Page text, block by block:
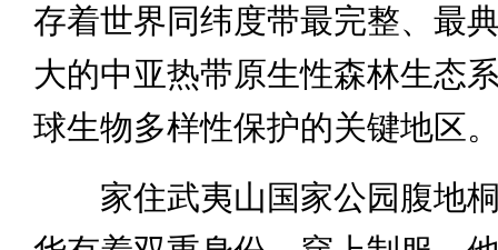
存着世界同纬度带最完整、最
大的中亚热带原生性森林生态
球生物多样性保护的关键地区
家住武夷山国家公园腹地桐